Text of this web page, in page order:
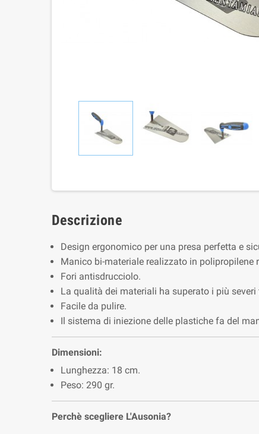
Descrizione
Design ergonomico per una presa perfetta e
Manico bi-materiale realizzato in
Fori antisdrucciolo.
La qualità dei materiali ha superato i più
Facile da pulire.
Il sistema di iniezione delle plastiche fa del
Dimensioni:
Lunghezza: 18 cm.
Peso: 290 gr.
Perchè scegliere L'Ausonia?